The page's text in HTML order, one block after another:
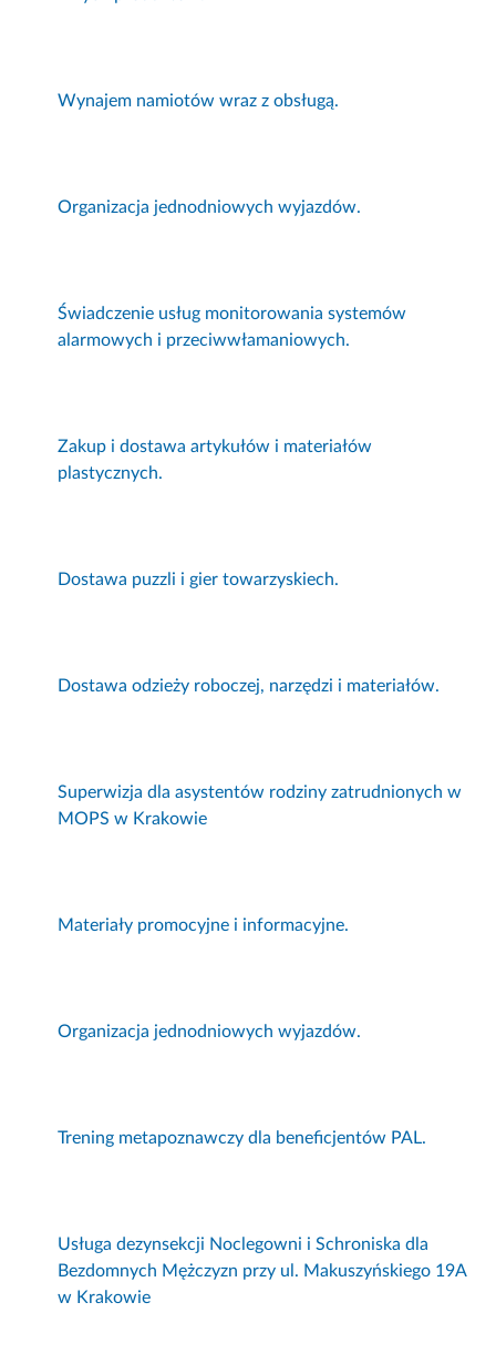
Wynajem namiotów wraz z obsługą.
Organizacja jednodniowych wyjazdów.
Świadczenie usług monitorowania systemów
alarmowych i przeciwwłamaniowych.
Zakup i dostawa artykułów i materiałów
plastycznych.
Dostawa puzzli i gier towarzyskiech.
Dostawa odzieży roboczej, narzędzi i materiałów.
Superwizja dla asystentów rodziny zatrudnionych w
MOPS w Krakowie
Materiały promocyjne i informacyjne.
Organizacja jednodniowych wyjazdów.
Trening metapoznawczy dla beneficjentów PAL.
Usługa dezynsekcji Noclegowni i Schroniska dla
Bezdomnych Mężczyzn przy ul. Makuszyńskiego 19A
w Krakowie